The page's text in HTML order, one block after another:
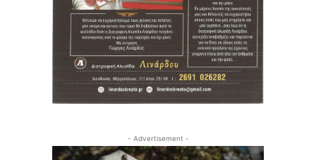
- Advertisement -